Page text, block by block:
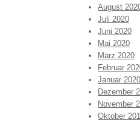
August
Juli 2020
Juni 2020
Mai 2020
März 2020
Februar
Januar 2020
Dezember
November
Oktober